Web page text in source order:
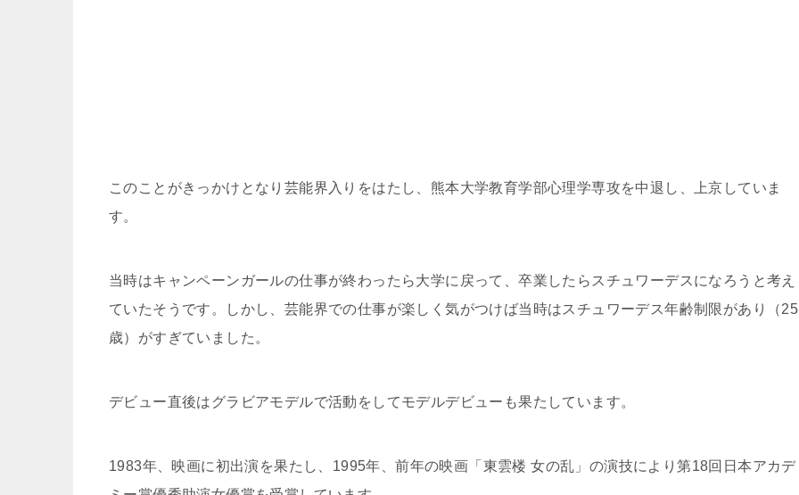
このことがきっかけとなり芸能界入りをはたし、熊本大学教育学部心理学専攻を中退し、上京していま
す。
当時はキャンペーンガールの仕事が終わったら大学に戻って、卒業したらスチュワーデスになろうと考え
ていたそうです。しかし、芸能界での仕事が楽しく気がつけば当時はスチュワーデス年齢制限があり（25
歳）がすぎていました。
デビュー直後はグラビアモデルで活動をしてモデルデビューも果たしています。
1983年、映画に初出演を果たし、1995年、前年の映画「東雲楼 女の乱」の演技により第18回日本アカデ